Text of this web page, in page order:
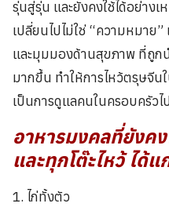
รุ่นสู่รุ่น และยังคงใช้ได้อย่าง
เปลี่ยนไปไม่ใช่ “ความหมาย
และมุมมองด้านสุขภาพ ที่ถูก
มากขึ้น ทำให้การไหว้ตรุษจีน
เป็นการดูแลคนในครอบครัว
อาหารมงคลที่ยังค
และทุกโต๊ะไหว้ ได้แ
1. ไก่ทั้งตัว